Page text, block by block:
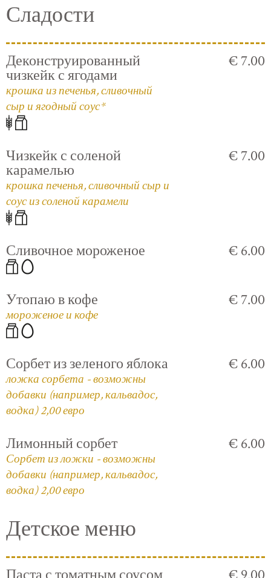
Сладости
Деконструированный
чизкейк с ягодами
крошка из печенья, сливочный
сыр и ягодный соус*
€ 7.00
Чизкейк с соленой
карамелью
крошка печенья, сливочный сыр и
соус из соленой карамели
€ 7.00
Сливочное мороженое € 6.00
Утопаю в кофе
мороженое и кофе
€ 7.00
Сорбет из зеленого яблока
ложка сорбета - возможны
добавки (например, кальвадос,
водка) 2,00 евро
€ 6.00
Лимонный сорбет
Сорбет из ложки - возможны
добавки (например, кальвадос,
водка) 2,00 евро
€ 6.00
Детское меню